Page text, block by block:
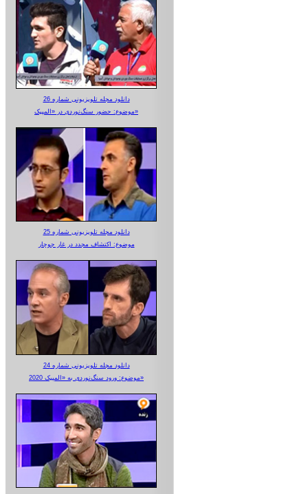
دانلود مجله تلویزیونی شماره 26
موضوع: حضور سنگ‌نوردی در «المپیک»
دانلود مجله تلویزیونی شماره 25
موضوع: اکتشاف مجدد در غار جوجار
دانلود مجله تلویزیونی شماره 24
موضوع: ورود سنگ‌نوردی به «المپیک 2020»